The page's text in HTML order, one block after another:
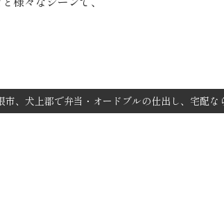
市、犬上郡で弁当・オードブルの仕出し、宅配な